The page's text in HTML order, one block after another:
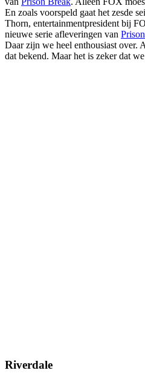
En zoals voorspeld gaat het zesde
Thorn, entertainmentpresident bij
nieuwe serie afleveringen van
Daar zijn we heel enthousiast over.
dat bekend. Maar het is zeker dat
Riverdale